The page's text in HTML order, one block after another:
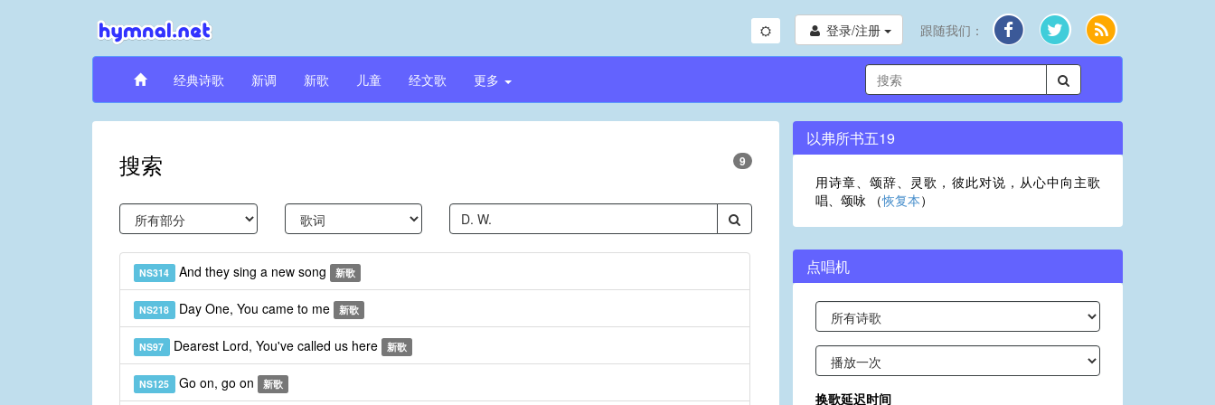
登录/注册 跟随我们：
经典诗歌 新调 新歌 儿童 经文歌 更多
搜索 9
NS314 And they sing a new song 新歌
NS218 Day One, You came to me 新歌
NS97 Dearest Lord, You've called us here 新歌
NS125 Go on, go on 新歌
以弗所书五19
用诗章、颂辞、灵歌，彼此对说，从心中向主歌
唱、颂咏 （恢复本）
点唱机
换歌延迟时间